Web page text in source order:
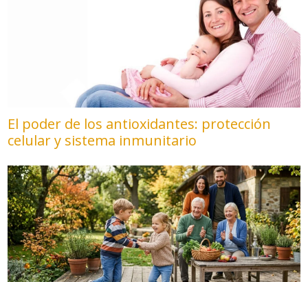
El poder de los antioxidantes: protección
celular y sistema inmunitario